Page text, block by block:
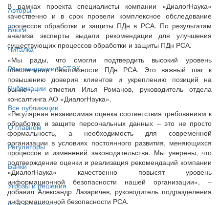
Авторы
Блоги
Читалка
Рекомендации ФСТЭК
Публикации
Все публикации
О главном
Регуляторы
Банки
Угрозы и решения
В рамках проекта специалисты компании «ДиалогНаука»
качественно и в срок провели комплексное обследование
процессов обработки и защиты ПДн в РСА. По результатам
анализа эксперты выдали рекомендации для улучшения
существующих процессов обработки и защиты ПДн РСА.
«Мы рады, что смогли подтвердить высокий уровень
обеспечения безопасности ПДн РСА. Это важный шаг к
повышению доверия клиентов и укреплению позиций на
рынке», ‒ отметил Илья Романов, руководитель отдела
консалтинга АО «ДиалогНаука».
«Регулярная независимая оценка соответствия требованиям к
обработке и защите персональных данных ‒ это не просто
формальность, а необходимость для современной
организации в условиях постоянного развития, меняющихся
процессов и изменений законодательства. Мы уверены, что
подтверждение оценки и реализация рекомендаций компании
«ДиалогНаука» качественно повысят уровень
информационной безопасности нашей организации», ‒
добавил Александр Лазаричев, руководитель подразделения
информационной безопасности РСА.